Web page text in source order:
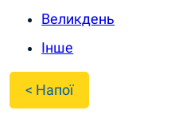
Великдень
Інше
< Напої